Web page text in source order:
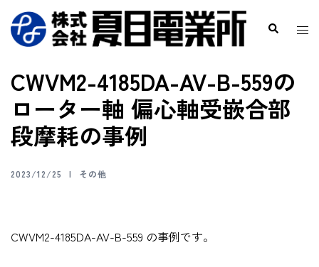
CWVM2-4185DA-AV-B-559の
ローター軸 偏心軸受嵌合部
段摩耗の事例
2023/12/25 その他
CWVM2-4185DA-AV-B-559 の事例です。